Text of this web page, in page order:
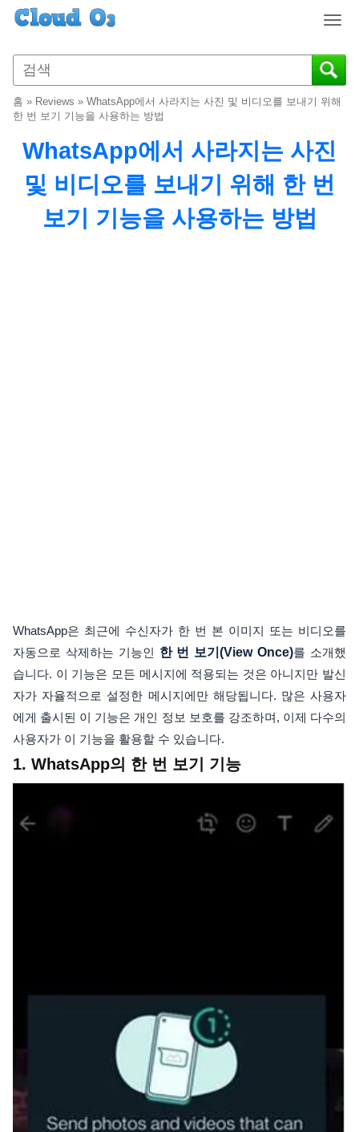
T
g
g
e
a
v
g
홈 » Reviews » WhatsApp에서 사라지는 사진 및 비디오를 보내기 위해
한 번 보기 기능을 사용하는 방법
WhatsApp에서 사라지는 사진
및 비디오를 보내기 위해 한 번
보기 기능을 사용하는 방법
WhatsApp은 최근에 수신자가 한 번 본 이미지 또는 비디오를
자동으로 삭제하는 기능인 한 번 보기(View Once)를 소개했
습니다. 이 기능은 모든 메시지에 적용되는 것은 아니지만 발신
자가 자율적으로 설정한 메시지에만 해당됩니다. 많은 사용자
에게 출시된 이 기능은 개인 정보 보호를 강조하며, 이제 다수의
사용자가 이 기능을 활용할 수 있습니다.
1. WhatsApp의 한 번 보기 기능